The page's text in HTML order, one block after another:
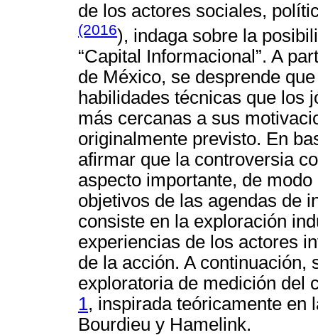
de los actores sociales,
(2016), indaga sobre la
“Capital Informacional”. A
de México, se desprende
habilidades técnicas que los
más cercanas a sus
originalmente previsto. En
afirmar que la controversia
aspecto importante, de
objetivos de las agendas de
consiste en la exploración
experiencias de los actores
de la acción. A continuación,
exploratoria de medición del
1, inspirada teóricamente en
Bourdieu y Hamelink.